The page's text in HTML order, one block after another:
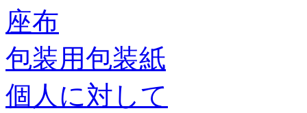
座布
包装用包装紙
個人に対して